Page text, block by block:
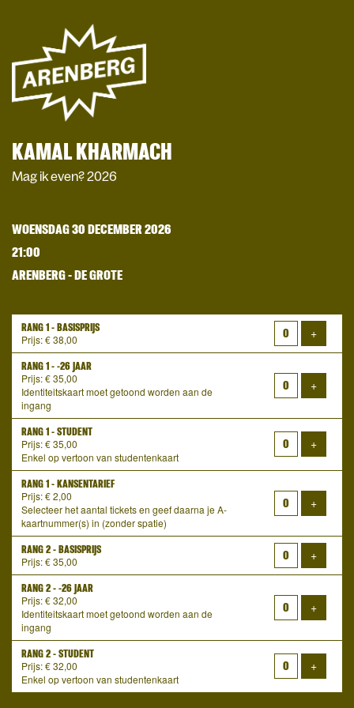
KAMAL KHARMACH
Mag ik even? 2026
WOENSDAG 30 DECEMBER 2026
21:00
ARENBERG - DE GROTE
RANG 1 - BASISPRIJS
Prijs: € 38,00
+Voeg
RANG 1 - -26 JAAR
Prijs: € 35,00
Identiteitskaart moet getoond worden aan de
ingang
+Voeg
RANG 1 - STUDENT
Prijs: € 35,00
Enkel op vertoon van studentenkaart
+Voeg
RANG 1 - KANSENTARIEF
Prijs: € 2,00
Selecteer het aantal tickets en geef daarna je A-
kaartnummer(s) in (zonder spatie)
+Voeg
RANG 2 - BASISPRIJS
Prijs: € 35,00
+Voeg
RANG 2 - -26 JAAR
Prijs: € 32,00
Identiteitskaart moet getoond worden aan de
ingang
+Voeg
RANG 2 - STUDENT
Prijs: € 32,00
Enkel op vertoon van studentenkaart
+Voeg